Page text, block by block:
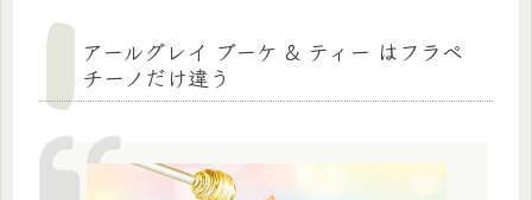
アールグレイ ブーケ & ティー はフラペ
チーノだけ違う